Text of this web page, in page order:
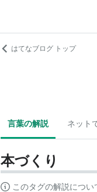
はてなブログ トップ
言葉の解説 ネット
本づくり
このタグの解説につい